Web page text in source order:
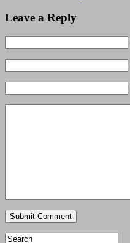
Leave a Reply